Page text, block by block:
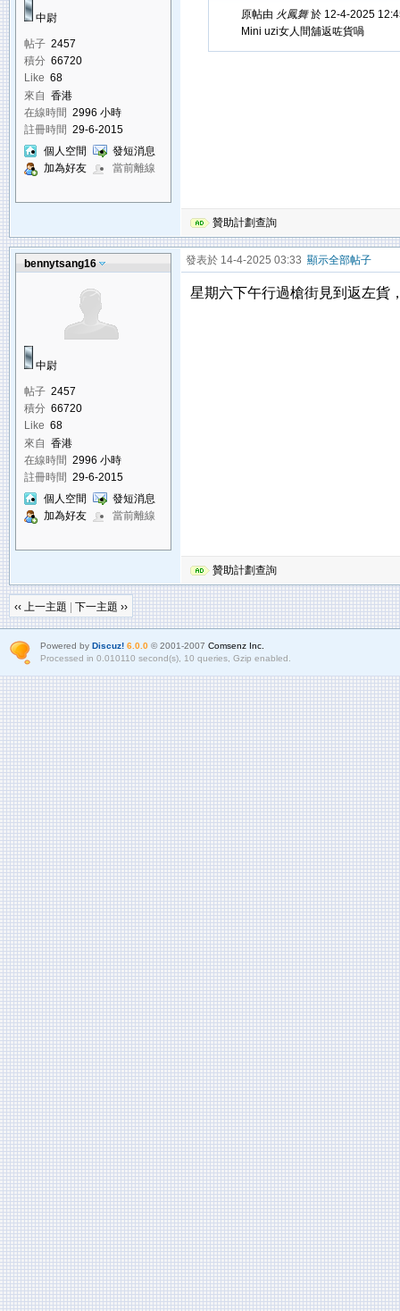
中尉
帖子 2457
積分 66720
Like 68
來自 香港
在線時間 2996 小時
註冊時間 29-6-2015
個人空間
發短消息
加為好友
當前離線
原帖由 火鳳舞於 12-4-2025
Mini uzi女人間舖返咗貨喎
贊助計劃查詢
bennytsang16
中尉
帖子 2457
積分 66720
Like 68
來自 香港
在線時間 2996 小時
註冊時間 29-6-2015
個人空間
發短消息
加為好友
當前離線
發表於 14-4-2025 03:33 顯示全部帖子
星期六下午行過槍街見到返左貨
贊助計劃查詢
‹‹ 上一主題 下一主題 ››
Powered by Discuz! 6.0.0© 2001-2007 Comsenz Inc.
Processed in 0.010110 second(s), 10 queries, Gzip enabled.